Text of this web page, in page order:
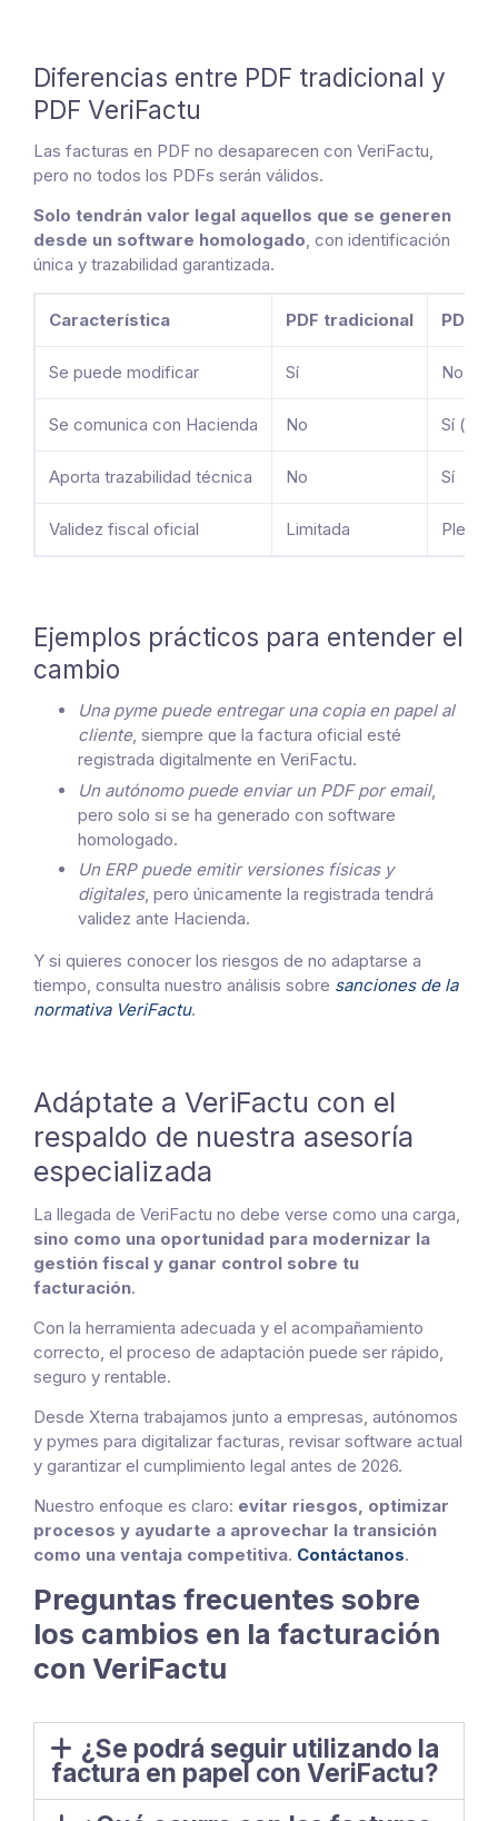
Diferencias entre PDF tradicional y
PDF VeriFactu
Las facturas en PDF no desaparecen con VeriFactu,
pero no todos los PDFs serán válidos.
Solo tendrán valor legal aquellos que se generen
desde un software homologado, con identificación
única y trazabilidad garantizada.
Característica PDF tradicional PDF
Se puede modificar Sí No
Se comunica con Hacienda No Sí
Aporta trazabilidad técnica No Sí
Validez fiscal oficial Limitada Plena
Ejemplos prácticos para entender el
cambio
Una pyme puede entregar una copia en papel al
cliente, siempre que la factura oficial esté
registrada digitalmente en VeriFactu.
Un autónomo puede enviar un PDF por email,
pero solo si se ha generado con software
homologado.
Un ERP puede emitir versiones físicas y
digitales, pero únicamente la registrada tendrá
validez ante Hacienda.
Y si quieres conocer los riesgos de no adaptarse a
tiempo, consulta nuestro análisis sobre sanciones de la
normativa VeriFactu.
Adáptate a VeriFactu con el
respaldo de nuestra asesoría
especializada
La llegada de VeriFactu no debe verse como una carga,
sino como una oportunidad para modernizar la
gestión fiscal y ganar control sobre tu
facturación.
Con la herramienta adecuada y el acompañamiento
correcto, el proceso de adaptación puede ser rápido,
seguro y rentable.
Desde Xterna trabajamos junto a empresas, autónomos
y pymes para digitalizar facturas, revisar software actual
y garantizar el cumplimiento legal antes de 2026.
Nuestro enfoque es claro: evitar riesgos, optimizar
procesos y ayudarte a aprovechar la transición
como una ventaja competitiva. Contáctanos.
Preguntas frecuentes sobre
los cambios en la facturación
con VeriFactu
¿Se podrá seguir utilizando la
factura en papel con VeriFactu?